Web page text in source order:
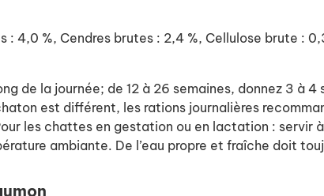
: 4,0 %, Cendres brutes : 2,4 %, Cellulose brute :
de la journée; de 12 à 26 semaines, donnez 3 à
est différent, les rations journalières
les chattes en gestation ou en lactation : servir
ambiante. De l’eau propre et fraîche doit